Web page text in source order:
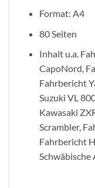
Format: A4
80 Seiten
Inhalt u.a.
CapoNord,
Fahrbericht
Suzuki VL
Kawasaki
Scrambler,
Fahrbericht
Schwäbische